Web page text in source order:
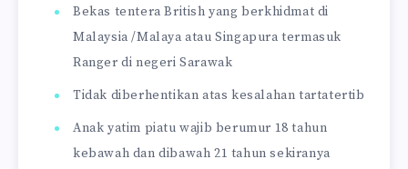
Bekas tentera British yang berkhidmat di
Malaysia /Malaya atau Singapura termasuk
Ranger di negeri Sarawak
Tidak diberhentikan atas kesalahan tartatertib
Anak yatim piatu wajib berumur 18 tahun
kebawah dan dibawah 21 tahun sekiranya